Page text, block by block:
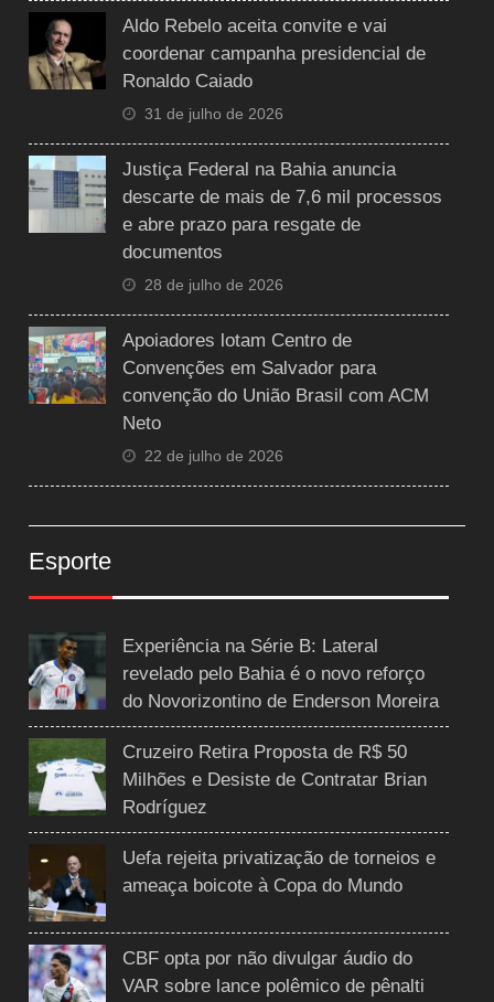
Aldo Rebelo aceita convite e vai
coordenar campanha presidencial de
Ronaldo Caiado
31 de julho de 2026
Justiça Federal na Bahia anuncia
descarte de mais de 7,6 mil processos
e abre prazo para resgate de
documentos
28 de julho de 2026
Apoiadores lotam Centro de
Convenções em Salvador para
convenção do União Brasil com ACM
Neto
22 de julho de 2026
Esporte
Experiência na Série B: Lateral
revelado pelo Bahia é o novo reforço
do Novorizontino de Enderson Moreira
Cruzeiro Retira Proposta de R$ 50
Milhões e Desiste de Contratar Brian
Rodríguez
Uefa rejeita privatização de torneios e
ameaça boicote à Copa do Mundo
CBF opta por não divulgar áudio do
VAR sobre lance polêmico de pênalti